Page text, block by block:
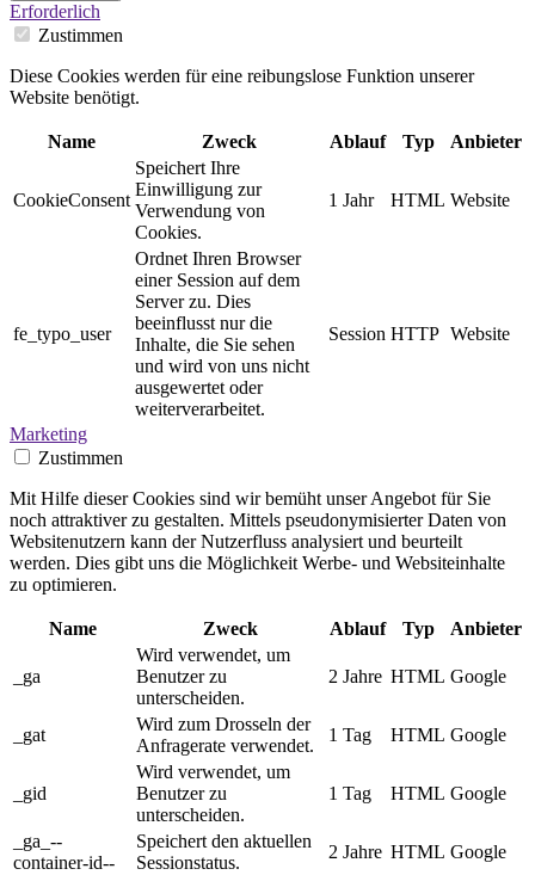
Erforderlich
Zustimmen
Diese Cookies werden für eine reibungslose Funktion unserer
Website benötigt.
Name Zweck Ablauf Typ Anbieter
CookieConsent
Speichert Ihre
Einwilligung zur
Verwendung von
Cookies.
1 Jahr HTML Website
fe_typo_user
Ordnet Ihren Browser
einer Session auf dem
Server zu. Dies
beeinflusst nur die
Inhalte, die Sie sehen
und wird von uns nicht
ausgewertet oder
weiterverarbeitet.
Session HTTP Website
Marketing
Zustimmen
Mit Hilfe dieser Cookies sind wir bemüht unser Angebot für Sie
noch attraktiver zu gestalten. Mittels pseudonymisierter Daten von
Websitenutzern kann der Nutzerfluss analysiert und beurteilt
werden. Dies gibt uns die Möglichkeit Werbe- und Websiteinhalte
zu optimieren.
Name Zweck Ablauf Typ Anbieter
_ga
Wird verwendet, um
Benutzer zu
unterscheiden.
2 Jahre HTML Google
_gat
Wird zum Drosseln der
Anfragerate verwendet.
1 Tag HTML Google
_gid
Wird verwendet, um
Benutzer zu
unterscheiden.
1 Tag HTML Google
_ga_--
container-id--
Speichert den aktuellen
Sessionstatus.
2 Jahre HTML Google